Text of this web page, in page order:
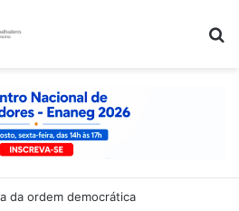
da ordem democrática